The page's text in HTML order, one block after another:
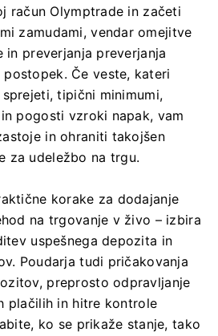
račun Olymptrade in začeti
zamudami, vendar omejitve
in preverjanja preverjanja
Če veste, kateri
tipični minimumi,
pogosti vzroki napak, vam
in ohraniti takojšen
za udeležbo na trgu.
korake za dodajanje
na trgovanje v živo – izbira
uspešnega depozita in
Poudarja tudi pričakovanja
preprosto odpravljanje
plačilih in hitre kontrole
ko se prikaže stanje, tako